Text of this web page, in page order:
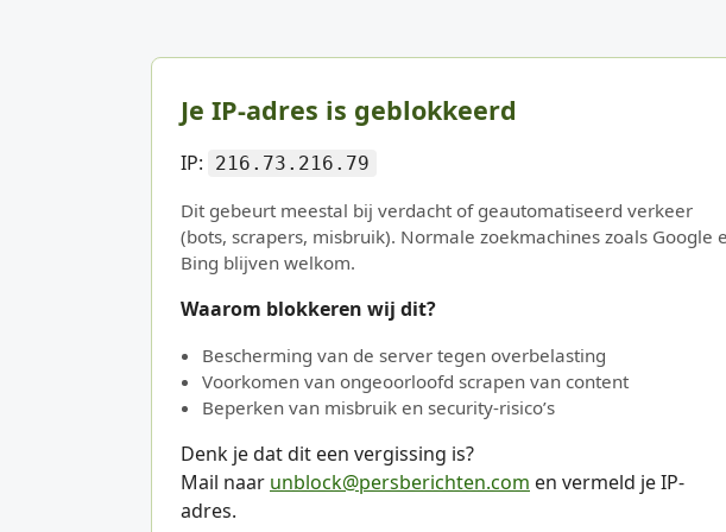
Je IP-adres is geblokkeerd
IP: 216.73.216.79
Dit gebeurt meestal bij verdacht of geautomatiseerd verkeer
(bots, scrapers, misbruik). Normale zoekmachines zoals Google
Bing blijven welkom.
Waarom blokkeren wij dit?
Bescherming van de server tegen overbelasting
Voorkomen van ongeoorloofd scrapen van content
Beperken van misbruik en security-risico’s
Denk je dat dit een vergissing is?
Mail naar unblock@persberichten.com en vermeld je IP-
adres.